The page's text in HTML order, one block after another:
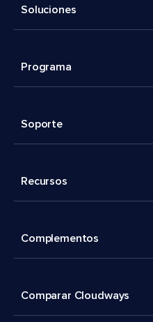
Soluciones
Programa
Soporte
Recursos
Complementos
Comparar Cloudways